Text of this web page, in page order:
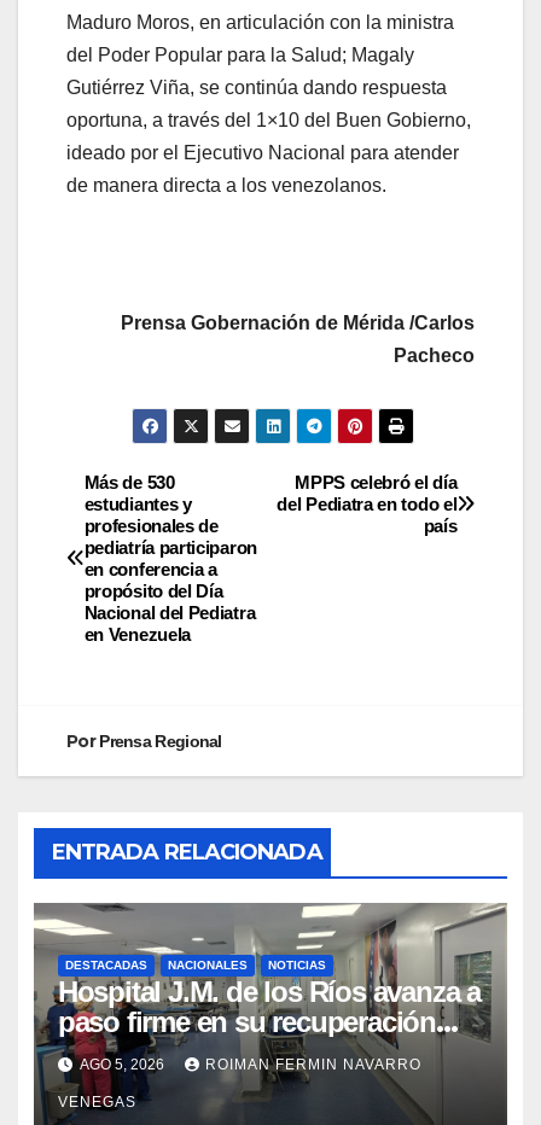
Maduro Moros, en articulación con la ministra
del Poder Popular para la Salud; Magaly
Gutiérrez Viña, se continúa dando respuesta
oportuna, a través del 1×10 del Buen Gobierno,
ideado por el Ejecutivo Nacional para atender
de manera directa a los venezolanos.
Prensa Gobernación de Mérida /Carlos
Pacheco
MPPS celebró el día
del Pediatra en todo el
país
Más de 530
estudiantes y
profesionales de
pediatría participaron
en conferencia a
propósito del Día
Nacional del Pediatra
en Venezuela
PorPrensa Regional
ENTRADA RELACIONADA
DESTACADAS NACIONALES NOTICIAS
Hospital J.M. de los Ríos avanza a
paso firme en su recuperación
tras los recientes eventos
sísmicos
AGO 5, 2026 ROIMAN FERMIN NAVARRO
VENEGAS